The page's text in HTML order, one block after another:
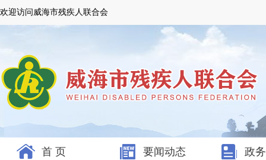
欢迎访问威海市残疾人联合会
首 页 要闻动态 政